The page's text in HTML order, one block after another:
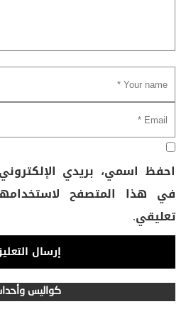
احفظ اسمي، بريدي
في هذا المتصفح
تعليقي.
كواليس